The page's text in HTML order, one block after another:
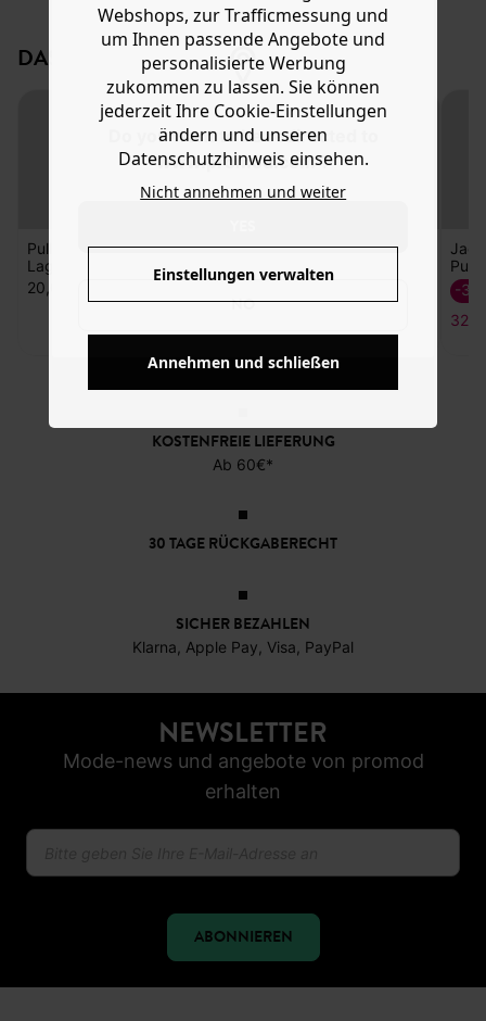
Do you want to be redirected to
www.promod.com ?
NO
mit Blütenmuster und Spitzenborte an den
Ärmelabschlüssen. Das Modell aus Feinstrickmasche mit
Wollanteil ist leicht blusig geschnitten mit rundem Kragen,
langen geknöpften Ballonärmeln und Rippbündchen.
Enthält recycelte Fasern.
DAS KÖNNTE IHNEN GEFALLEN:
Lagenlook
Blütenmuster
15,00 €
Pullover
11,99 €
-70%
KOSTENFREIE LIEFERUNG
Ab 60€*
30 TAGE RÜCKGABERECHT
SICHER BEZAHLEN
NEWSLETTER
Mode-news und angebote von promod
Webshops, zur Trafficmessung und
um Ihnen passende Angebote und
personalisierte Werbung
zukommen zu lassen. Sie können
jederzeit Ihre Cookie-Einstellungen
ändern und unseren
Datenschutzhinweis einsehen.
Nicht annehmen und weiter
Einstellungen verwalten
Annehmen und schließen